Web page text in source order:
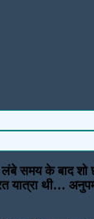
समय के बाद
थी…